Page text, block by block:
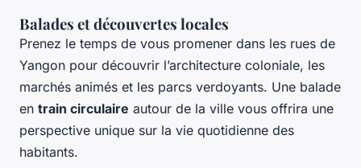
Balades et découvertes locales
Prenez le temps de vous promener dans les rues de
Yangon pour découvrir l’architecture coloniale, les
marchés animés et les parcs verdoyants. Une balade
en train circulaire autour de la ville vous offrira une
perspective unique sur la vie quotidienne des
habitants.